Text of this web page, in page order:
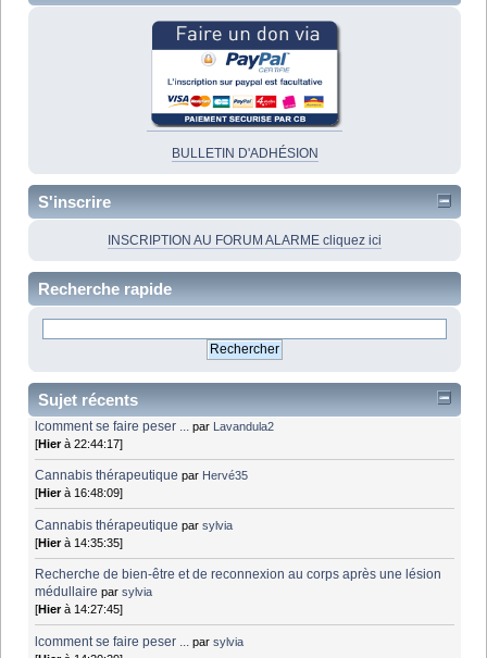
BULLETIN D'ADHÉSION
S'inscrire
INSCRIPTION AU FORUM ALARME cliquez ici
Recherche rapide
Sujet récents
lcomment se faire peser ... par Lavandula2
[Hierà 22:44:17]
Cannabis thérapeutique par Hervé35
[Hierà 16:48:09]
Cannabis thérapeutique parsylvia
[Hierà 14:35:35]
Recherche de bien-être et de reconnexion au corps après une lésion
médullaire parsylvia
[Hierà 14:27:45]
lcomment se faire peser ... parsylvia